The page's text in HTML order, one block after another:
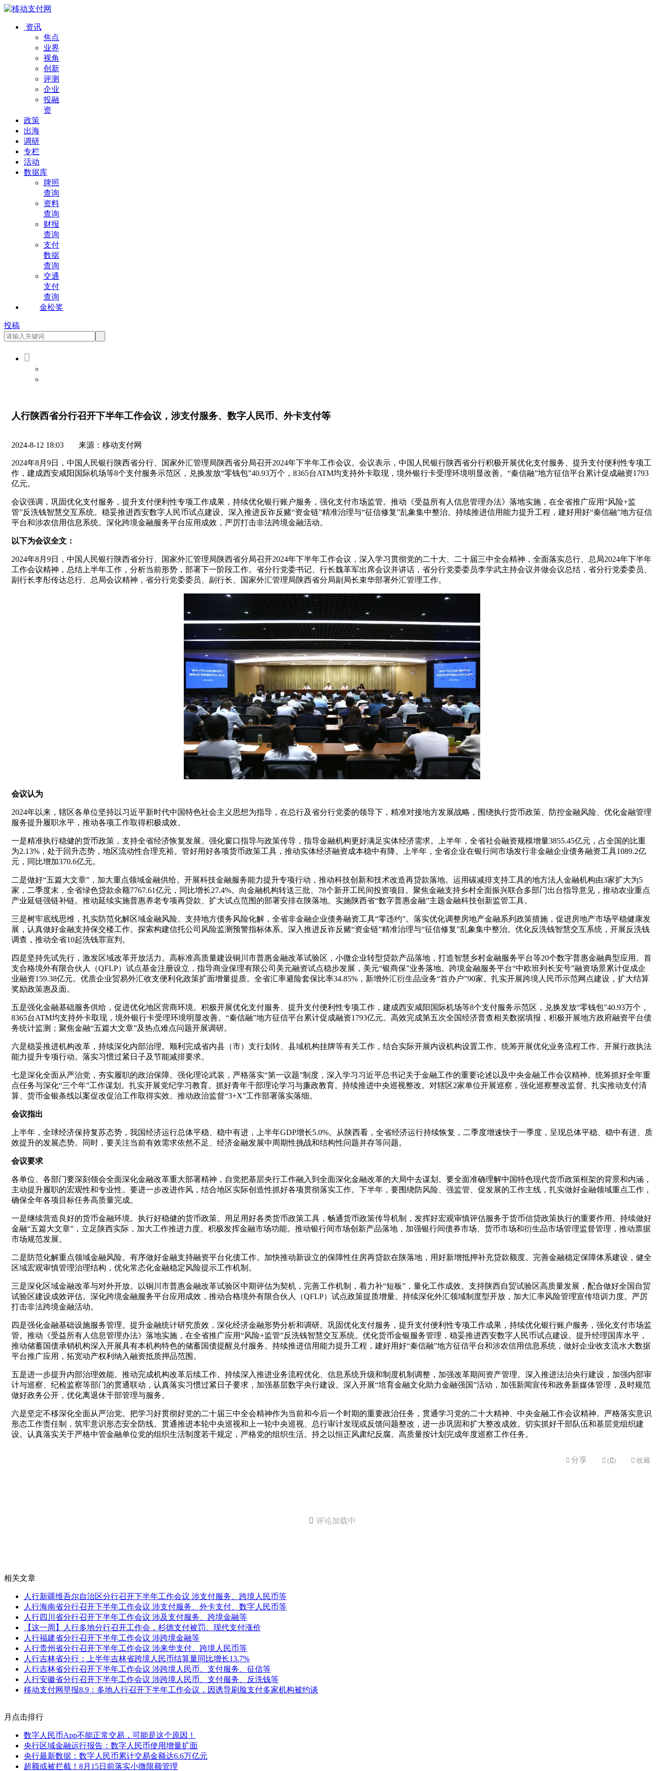
资讯
焦点
业界
视角
创新
评测
企业
投融
资
政策
出海
调研
专栏
活动
数据库
牌照
查询
资料
查询
财报
查询
支付
数据
查询
交通
支付
查询
金松奖
投稿

人行陕西省分行召开下半年工作会议，涉支付服务、数字人民币、外卡支付等
2024-8-12 18:03 来源：移动支付网
2024年8月9日，中国人民银行陕西省分行、国家外汇管理局陕西省分局召开2024年下半年工作会议。会议表示，中国人民银行陕西省分行积极开展优化支付服务、提升支付便利性专项工
作，建成西安咸阳国际机场等8个支付服务示范区，兑换发放“零钱包”40.93万个，8365台ATM均支持外卡取现，境外银行卡受理环境明显改善。“秦信融”地方征信平台累计促成融资1793
亿元。
会议强调，巩固优化支付服务，提升支付便利性专项工作成果，持续优化银行账户服务，强化支付市场监管。推动《受益所有人信息管理办法》落地实施，在全省推广应用“风险+监
管”反洗钱智慧交互系统。稳妥推进西安数字人民币试点建设。深入推进反诈反赌“资金链”精准治理与“征信修复”乱象集中整治。持续推进信用能力提升工程，建好用好“秦信融”地方征信
平台和涉农信用信息系统。深化跨境金融服务平台应用成效，严厉打击非法跨境金融活动。
以下为会议全文：
2024年8月9日，中国人民银行陕西省分行、国家外汇管理局陕西省分局召开2024年下半年工作会议，深入学习贯彻党的二十大、二十届三中全会精神，全面落实总行、总局2024年下半年
工作会议精神，总结上半年工作，分析当前形势，部署下一阶段工作。省分行党委书记、行长魏革军出席会议并讲话，省分行党委委员李学武主持会议并做会议总结，省分行党委委员、
副行长李彤传达总行、总局会议精神，省分行党委委员、副行长、国家外汇管理局陕西省分局副局长束华部署外汇管理工作。
会议认为
2024年以来，辖区各单位坚持以习近平新时代中国特色社会主义思想为指导，在总行及省分行党委的领导下，精准对接地方发展战略，围绕执行货币政策、防控金融风险、优化金融管理
服务提升履职水平，推动各项工作取得积极成效。
一是精准执行稳健的货币政策，支持全省经济恢复发展。强化窗口指导与政策传导，指导金融机构更好满足实体经济需求。上半年，全省社会融资规模增量3855.45亿元，占全国的比重
为2.13%，处于回升态势，地区流动性合理充裕。管好用好各项货币政策工具，推动实体经济融资成本稳中有降。上半年，全省企业在银行间市场发行非金融企业债务融资工具1089.2亿
元，同比增加370.6亿元。
二是做好“五篇大文章”，加大重点领域金融供给。开展科技金融服务能力提升专项行动，推动科技创新和技术改造再贷款落地。运用碳减排支持工具的地方法人金融机构由3家扩大为5
家，二季度末，全省绿色贷款余额7767.61亿元，同比增长27.4%。向金融机构转送三批、78个新开工民间投资项目。聚焦金融支持乡村全面振兴联合多部门出台指导意见，推动农业重点
产业延链强链补链。推动延续实施普惠养老专项再贷款、扩大试点范围的部署安排在陕落地。实施陕西省“数字普惠金融”主题金融科技创新监管工具。
三是树牢底线思维，扎实防范化解区域金融风险。支持地方债务风险化解，全省非金融企业债务融资工具“零违约”。落实优化调整房地产金融系列政策措施，促进房地产市场平稳健康发
展，认真做好金融支持保交楼工作。探索构建信托公司风险监测预警指标体系。深入推进反诈反赌“资金链”精准治理与“征信修复”乱象集中整治。优化反洗钱智慧交互系统，开展反洗钱
调查，推动全省10起洗钱罪宣判。
四是坚持先试先行，激发区域改革开放活力。高标准高质量建设铜川市普惠金融改革试验区，小微企业转型贷款产品落地，打造智慧乡村金融服务平台等20个数字普惠金融典型应用。首
支合格境外有限合伙人（QFLP）试点基金注册设立，指导商业保理有限公司美元融资试点稳步发展，美元“银商保”业务落地。跨境金融服务平台“中欧班列长安号”融资场景累计促成企
业融资159.38亿元。优质企业贸易外汇收支便利化政策扩面增量提质。全省汇率避险套保比率34.85%，新增外汇衍生品业务“首办户”90家。扎实开展跨境人民币示范网点建设，扩大结算
奖励政策惠及面。
五是强化金融基础服务供给，促进优化地区营商环境。积极开展优化支付服务、提升支付便利性专项工作，建成西安咸阳国际机场等8个支付服务示范区，兑换发放“零钱包”40.93万个，
8365台ATM均支持外卡取现，境外银行卡受理环境明显改善。“秦信融”地方征信平台累计促成融资1793亿元。高效完成第五次全国经济普查相关数据填报，积极开展地方政府融资平台债
务统计监测；聚焦金融“五篇大文章”及热点难点问题开展调研。
六是稳妥推进机构改革，持续深化内部治理。顺利完成省内县（市）支行划转、县域机构挂牌等有关工作，结合实际开展内设机构设置工作。统筹开展优化业务流程工作。开展行政执法
能力提升专项行动。落实习惯过紧日子及节能减排要求。
七是深化全面从严治党，夯实履职的政治保障。强化理论武装，严格落实“第一议题”制度，深入学习习近平总书记关于金融工作的重要论述以及中央金融工作会议精神。统筹抓好全年重
点任务与深化“三个年”工作谋划。扎实开展党纪学习教育。抓好青年干部理论学习与廉政教育。持续推进中央巡视整改。对辖区2家单位开展巡察，强化巡察整改监督。扎实推动支付清
算、货币金银条线以案促改促治工作取得实效。推动政治监督“3+X”工作部署落实落细。
会议指出
上半年，全球经济保持复苏态势，我国经济运行总体平稳、稳中有进，上半年GDP增长5.0%。从陕西看，全省经济运行持续恢复，二季度增速快于一季度，呈现总体平稳、稳中有进、质
效提升的发展态势。同时，要关注当前有效需求依然不足、经济金融发展中周期性挑战和结构性问题并存等问题。
会议要求
各单位、各部门要深刻领会全面深化金融改革重大部署精神，自觉把基层央行工作融入到全面深化金融改革的大局中去谋划。要全面准确理解中国特色现代货币政策框架的背景和内涵，
主动提升履职的宏观性和专业性。要进一步改进作风，结合地区实际创造性抓好各项贯彻落实工作。下半年，要围绕防风险、强监管、促发展的工作主线，扎实做好金融领域重点工作，
确保全年各项目标任务高质量完成。
一是继续营造良好的货币金融环境。执行好稳健的货币政策。用足用好各类货币政策工具，畅通货币政策传导机制，发挥好宏观审慎评估服务于货币信贷政策执行的重要作用。持续做好
金融“五篇大文章”，立足陕西实际，加大工作推进力度。积极发挥金融市场功能。推动银行间市场创新产品落地，加强银行间债券市场、货币市场和衍生品市场管理监督管理，推动票据
市场规范发展。
二是防范化解重点领域金融风险。有序做好金融支持融资平台化债工作。加快推动新设立的保障性住房再贷款在陕落地，用好新增抵押补充贷款额度。完善金融稳定保障体系建设，健全
区域宏观审慎管理治理结构，优化常态化金融稳定风险提示工作机制。
三是深化区域金融改革与对外开放。以铜川市普惠金融改革试验区中期评估为契机，完善工作机制，着力补“短板”，量化工作成效。支持陕西自贸试验区高质量发展，配合做好全国自贸
试验区建设成效评估。深化跨境金融服务平台应用成效，推动合格境外有限合伙人（QFLP）试点政策提质增量。持续深化外汇领域制度型开放，加大汇率风险管理宣传培训力度。严厉
打击非法跨境金融活动。
四是强化金融基础设施服务管理。提升金融统计研究质效，深化经济金融形势分析和调研。巩固优化支付服务，提升支付便利性专项工作成果，持续优化银行账户服务，强化支付市场监
管。推动《受益所有人信息管理办法》落地实施，在全省推广应用“风险+监管”反洗钱智慧交互系统。优化货币金银服务管理，稳妥推进西安数字人民币试点建设。提升经理国库水平，
推动储蓄国债承销机构深入开展具有本机构特色的储蓄国债提醒兑付服务。持续推进信用能力提升工程，建好用好“秦信融”地方征信平台和涉农信用信息系统，做好企业收支流水大数据
平台推广应用，拓宽动产权利纳入融资抵质押品范围。
五是进一步提升内部治理效能。推动完成机构改革后续工作。持续深入推进业务流程优化、信息系统升级和制度机制调整，加强改革期间资产管理。深入推进法治央行建设，加强内部审
计与巡察、纪检监察等部门的贯通联动，认真落实习惯过紧日子要求，加强基层数字央行建设。深入开展“培育金融文化助力金融强国”活动，加强新闻宣传和政务新媒体管理，及时规范
做好政务公开，优化离退休干部管理与服务。
六是坚定不移深化全面从严治党。把学习好贯彻好党的二十届三中全会精神作为当前和今后一个时期的重要政治任务，贯通学习党的二十大精神、中央金融工作会议精神。严格落实意识
形态工作责任制，筑牢意识形态安全防线。贯通推进本轮中央巡视和上一轮中央巡视、总行审计发现或反馈问题整改，进一步巩固和扩大整改成效。切实抓好干部队伍和基层党组织建
设。认真落实关于严格中管金融单位党的组织生活制度若干规定，严格党的组织生活。持之以恒正风肃纪反腐。高质量按计划完成年度巡察工作任务。
 分享  ( )  收藏
 评论加载中
相关文章
人行新疆维吾尔自治区分行召开下半年工作会议 涉支付服务、跨境人民币等
人行海南省分行召开下半年工作会议 涉支付服务、外卡支付、数字人民币等
人行四川省分行召开下半年工作会议 涉及支付服务、跨境金融等
【这一周】人行多地分行召开工作会，杉德支付被罚、现代支付涨价
人行福建省分行召开下半年工作会议 涉跨境金融等
人行贵州省分行召开下半年工作会议 涉来华支付、跨境人民币等
人行吉林省分行：上半年吉林省跨境人民币结算量同比增长13.7%
人行吉林省分行召开下半年工作会议 涉跨境人民币、支付服务、征信等
人行安徽省分行召开下半年工作会议 涉跨境人民币、支付服务、反洗钱等
移动支付网早报8.9：多地人行召开下半年工作会议，因诱导刷脸支付多家机构被约谈
月点击排行
数字人民币App不能正常交易，可能是这个原因！
央行区域金融运行报告：数字人民币使用增量扩面
央行最新数据：数字人民币累计交易金额达6.6万亿元
超额或被拦截！8月15日前落实小微限额管理